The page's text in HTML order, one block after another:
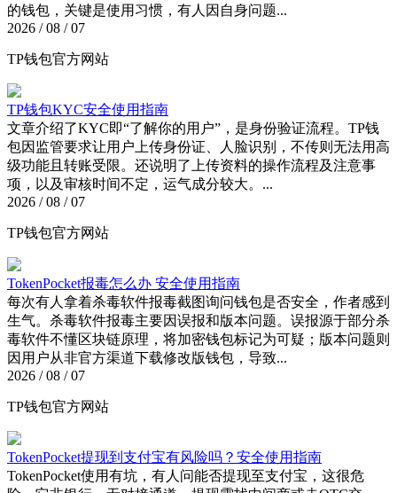
的钱包，关键是使用习惯，有人因自身问题...
2026 / 08 / 07
TP钱包官方网站
TP钱包KYC安全使用指南
文章介绍了KYC即“了解你的用户”，是身份验证流程。TP钱
包因监管要求让用户上传身份证、人脸识别，不传则无法用高
级功能且转账受限。还说明了上传资料的操作流程及注意事
项，以及审核时间不定，运气成分较大。...
2026 / 08 / 07
TP钱包官方网站
TokenPocket报毒怎么办 安全使用指南
每次有人拿着杀毒软件报毒截图询问钱包是否安全，作者感到
生气。杀毒软件报毒主要因误报和版本问题。误报源于部分杀
毒软件不懂区块链原理，将加密钱包标记为可疑；版本问题则
因用户从非官方渠道下载修改版钱包，导致...
2026 / 08 / 07
TP钱包官方网站
TokenPocket提现到支付宝有风险吗？安全使用指南
TokenPocket使用有坑，有人问能否提现至支付宝，这很危